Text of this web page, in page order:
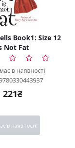
Book1: Size 12
Not Fat
в наявності
221₴
в наявності